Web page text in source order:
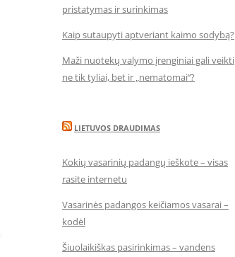
pristatymas ir surinkimas
Kaip sutaupyti aptveriant kaimo sodybą?
Maži nuotekų valymo įrenginiai gali veikti
ne tik tyliai, bet ir „nematomai‘‘?
LIETUVOS DRAUDIMAS
Kokių vasarinių padangų ieškote – visas
rasite internetu
Vasarinės padangos keičiamos vasarai –
kodėl
Šiuolaikiškas pasirinkimas – vandens